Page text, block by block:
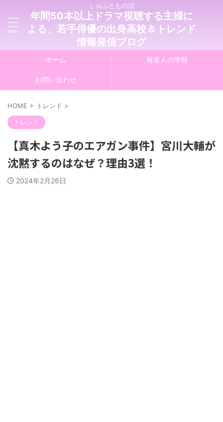
しゅふともの沼
年間50本以上ドラマ視聴する主婦に
よる、若手俳優の出身高校＆トレンド
情報発信ブログ
ホーム 有名人の学校
お問い合わせ
HOME > トレンド >
トレンド
【真木よう子のエアガン事件】宮川大輔が
沈黙するのはなぜ？理由3選！
2024年2月26日